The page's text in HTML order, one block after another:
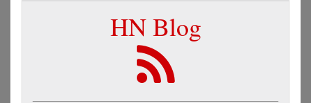
HN Blog